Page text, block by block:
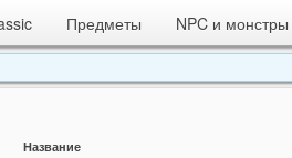
Предметы NPC и монстры
Название